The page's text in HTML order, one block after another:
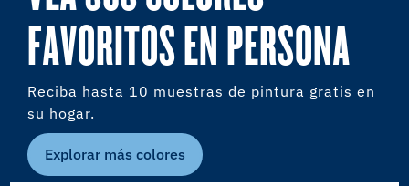
FAVORITOS EN PERSONA
Reciba hasta 10 muestras de pintura gratis en
su hogar.
Explorar más colores